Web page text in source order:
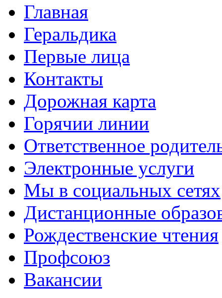
Главная
Геральдика
Первые лица
Контакты
Дорожная карта
Горячии линии
Ответственное
Электронные услуги
Мы в социальных сетях
Дистанционные
Рождественские чтения
Профсоюз
Вакансии